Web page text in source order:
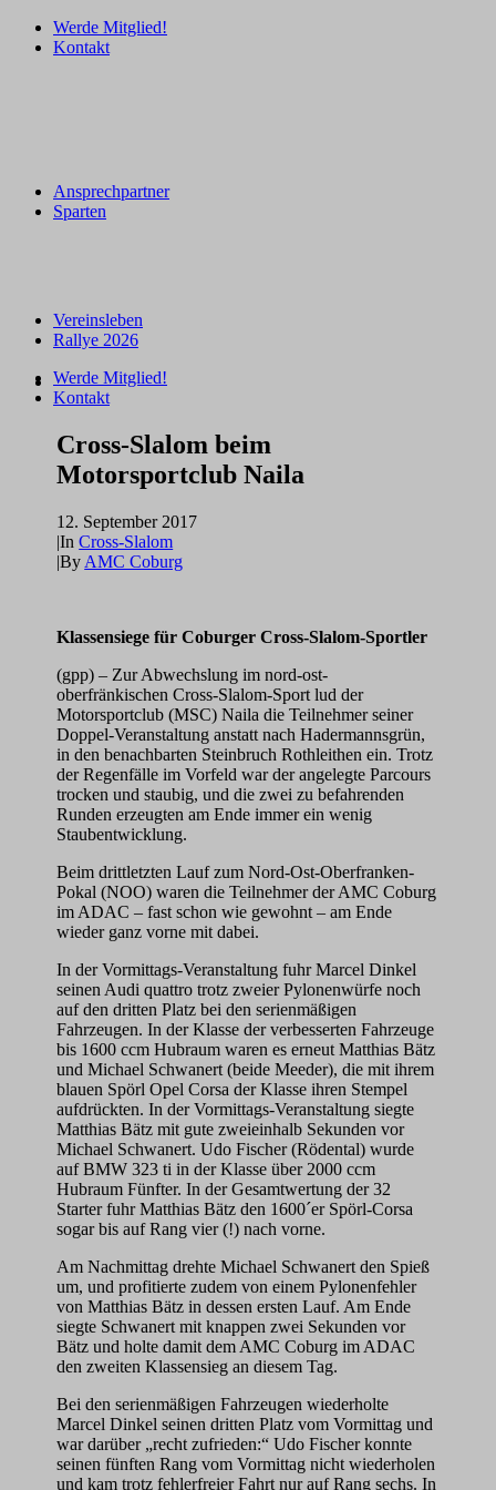
Werde Mitglied!
Kontakt
Ansprechpartner
Sparten
Vereinsleben
Rallye 2026
Werde Mitglied!
Kontakt
Cross-Slalom beim
Motorsportclub Naila
12. September 2017
|InCross-Slalom
|By AMC Coburg
Klassensiege für Coburger Cross-Slalom-Sportler
(gpp) – Zur Abwechslung im nord-ost-
oberfränkischen Cross-Slalom-Sport lud der
Motorsportclub (MSC) Naila die Teilnehmer seiner
Doppel-Veranstaltung anstatt nach Hadermannsgrün,
in den benachbarten Steinbruch Rothleithen ein. Trotz
der Regenfälle im Vorfeld war der angelegte Parcours
trocken und staubig, und die zwei zu befahrenden
Runden erzeugten am Ende immer ein wenig
Staubentwicklung.
Beim drittletzten Lauf zum Nord-Ost-Oberfranken-
Pokal (NOO) waren die Teilnehmer der AMC Coburg
im ADAC – fast schon wie gewohnt – am Ende
wieder ganz vorne mit dabei.
In der Vormittags-Veranstaltung fuhr Marcel Dinkel
seinen Audi quattro trotz zweier Pylonenwürfe noch
auf den dritten Platz bei den serienmäßigen
Fahrzeugen. In der Klasse der verbesserten Fahrzeuge
bis 1600 ccm Hubraum waren es erneut Matthias Bätz
und Michael Schwanert (beide Meeder), die mit ihrem
blauen Spörl Opel Corsa der Klasse ihren Stempel
aufdrückten. In der Vormittags-Veranstaltung siegte
Matthias Bätz mit gute zweieinhalb Sekunden vor
Michael Schwanert. Udo Fischer (Rödental) wurde
auf BMW 323 ti in der Klasse über 2000 ccm
Hubraum Fünfter. In der Gesamtwertung der 32
Starter fuhr Matthias Bätz den 1600´er Spörl-Corsa
sogar bis auf Rang vier (!) nach vorne.
Am Nachmittag drehte Michael Schwanert den Spieß
um, und profitierte zudem von einem Pylonenfehler
von Matthias Bätz in dessen ersten Lauf. Am Ende
siegte Schwanert mit knappen zwei Sekunden vor
Bätz und holte damit dem AMC Coburg im ADAC
den zweiten Klassensieg an diesem Tag.
Bei den serienmäßigen Fahrzeugen wiederholte
Marcel Dinkel seinen dritten Platz vom Vormittag und
war darüber „recht zufrieden:“ Udo Fischer konnte
seinen fünften Rang vom Vormittag nicht wiederholen
und kam trotz fehlerfreier Fahrt nur auf Rang sechs. In